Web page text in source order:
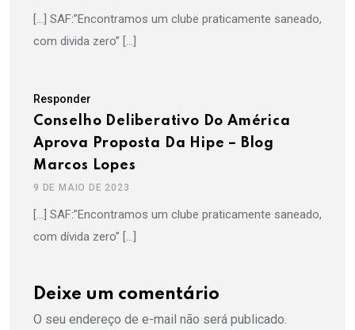
[…] SAF:”Encontramos um clube praticamente saneado,
com divida zero” […]
Responder
Conselho Deliberativo Do América
Aprova Proposta Da Hipe – Blog
Marcos Lopes
9 DE MAIO DE 2023
[…] SAF:”Encontramos um clube praticamente saneado,
com dívida zero” […]
Deixe um comentário
O seu endereço de e-mail não será publicado.